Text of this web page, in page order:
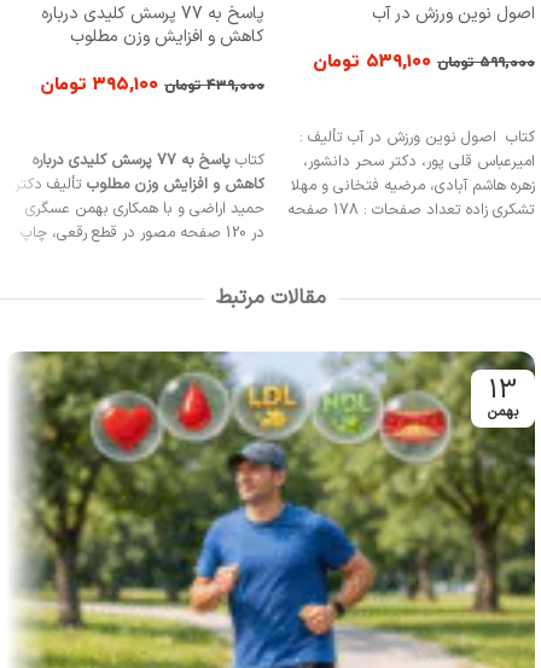
اصول نوین ورزش در آب
۵۹۹,۰۰۰ تومان ۵۳۹,۱۰۰ تومان
کتاب اصول نوین ورزش در آب تألیف :
امیرعباس قلی ‏پور، دکتر سحر دانشور،
زهره هاشم ‏آبادی، مرضیه فتخانی و مهلا
تشکری‏ زاده تعداد صفحات : 178 صفحه
پاسخ به 77 پرسش کلیدی درباره
کاهش و افزایش وزن مطلوب
۴۳۹,۰۰۰ تومان ۳۹۵,۱۰۰ تومان
کتاب
پاسخ به 77 پرسش کلیدی درباره
کاهش و افزایش وزن مطلوب تألیف دکتر
حمید اراضی و با همکاری بهمن عسگری
در 120 صفحه مصور در قطع رقعی، چاپ
مقالات مرتبط
13
بهمن